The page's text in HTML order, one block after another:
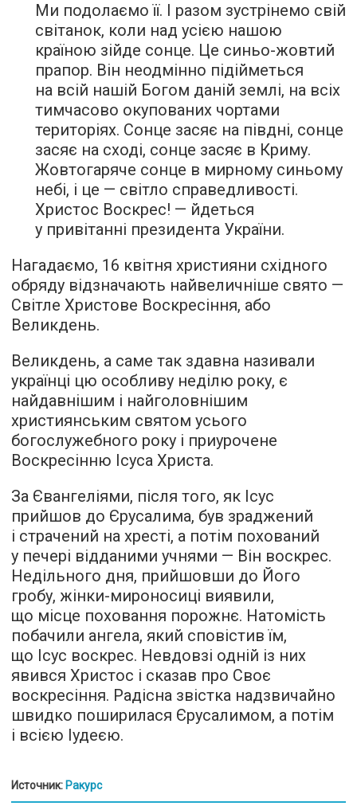
Ми подолаємо її. І разом зустрінемо свій
світанок, коли над усією нашою
країною зійде сонце. Це синьо-жовтий
прапор. Він неодмінно підійметься
на всій нашій Богом даній землі, на всіх
тимчасово окупованих чортами
територіях. Сонце засяє на півдні, сонце
засяє на сході, сонце засяє в Криму.
Жовтогаряче сонце в мирному синьому
небі, і це — світло справедливості.
Христос Воскрес! — йдеться
у привітанні президента України.
Нагадаємо, 16 квітня християни східного
обряду відзначають найвеличніше свято —
Світле Христове Воскресіння, або
Великдень.
Великдень, а саме так здавна називали
українці цю особливу неділю року, є
найдавнішим і найголовнішим
християнським святом усього
богослужебного року і приурочене
Воскресінню Ісуса Христа.
За Євангеліями, після того, як Ісус
прийшов до Єрусалима, був зраджений
і страчений на хресті, а потім похований
у печері відданими учнями — Він воскрес.
Недільного дня, прийшовши до Його
гробу, жінки-мироносиці виявили,
що місце поховання порожнє. Натомість
побачили ангела, який сповістив їм,
що Ісус воскрес. Невдовзі одній із них
явився Христос і сказав про Своє
воскресіння. Радісна звістка надзвичайно
швидко поширилася Єрусалимом, а потім
і всією Іудеєю.
Источник: Ракурс